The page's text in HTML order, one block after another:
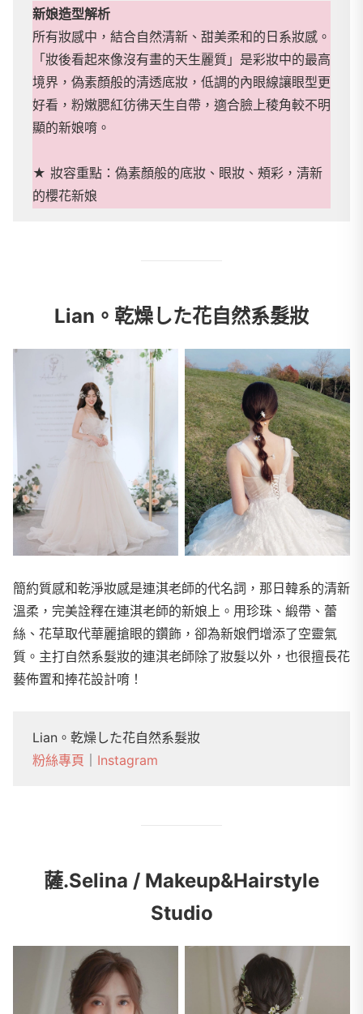
新娘造型解析
所有妝感中，結合自然清新、甜美柔和的日系妝感。
「妝後看起來像沒有畫的天生麗質」是彩妝中的最高
境界，偽素顏般的清透底妝，低調的內眼線讓眼型更
好看，粉嫩腮紅彷彿天生自帶，適合臉上稜角較不明
顯的新娘唷。
★ 妝容重點：偽素顏般的底妝、眼妝、頰彩，清新
的櫻花新娘
Lian。乾燥した花自然系髮妝
簡約質感和乾淨妝感是連淇老師的代名詞，那日韓系的清新
溫柔，完美詮釋在連淇老師的新娘上。用珍珠、緞帶、蕾
絲、花草取代華麗搶眼的鑽飾，卻為新娘們增添了空靈氣
質。主打自然系髮妝的連淇老師除了妝髮以外，也很擅長花
藝佈置和捧花設計唷！
Lian。乾燥した花自然系髮妝
粉絲專頁
Instagram
薩.Selina / Makeup&Hairstyle
Studio